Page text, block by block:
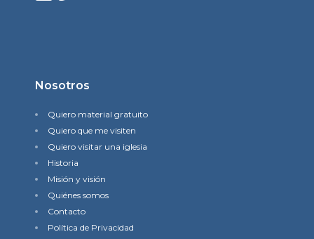
Nosotros
Quiero material gratuito
Quiero que me visiten
Quiero visitar una iglesia
Historia
Misión y visión
Quiénes somos
Contacto
Política de Privacidad